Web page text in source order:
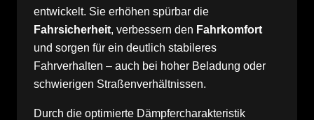
entwickelt. Sie erhöhen spürbar die
Fahrsicherheit, verbessern den Fahrkomfort
und sorgen für ein deutlich stabileres
Fahrverhalten – auch bei hoher Beladung oder
schwierigen Straßenverhältnissen.
Durch die optimierte Dämpfercharakteristik